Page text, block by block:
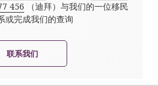
456 （迪拜）与我们的一位移民
或完成我们的查询
联系我们